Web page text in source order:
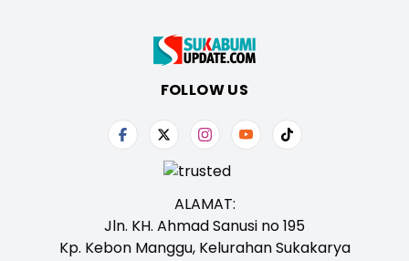
FOLLOW US
ALAMAT:
Jln. KH. Ahmad Sanusi no 195
Kp. Kebon Manggu, Kelurahan Sukakarya